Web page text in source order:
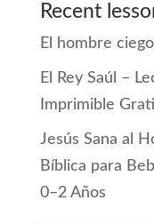
Recent
El hombre ciego
El Rey Saúl –
Imprimible
Jesús Sana al
Bíblica para
0–2 Años